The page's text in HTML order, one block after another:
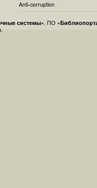
Anti-corruption
системы», ПО